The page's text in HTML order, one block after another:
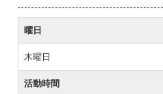
曜日
木曜日
活動時間